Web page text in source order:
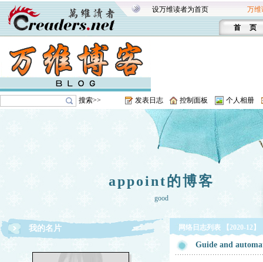
设万维读者为首页 万维
首 页
搜索>> 发表日志 控制面板 个人相册
appoint的博客
good
我的名片 网络日志列表 【2020-12】
Guide and